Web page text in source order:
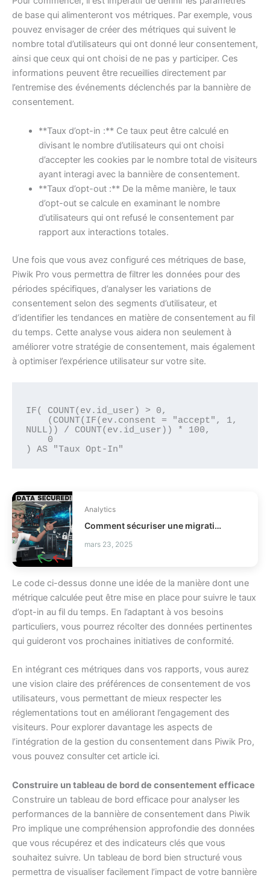
de base qui alimenteront vos métriques. Par exemple, vous
pouvez envisager de créer des métriques qui suivent le
nombre total d’utilisateurs qui ont donné leur consentement,
ainsi que ceux qui ont choisi de ne pas y participer. Ces
informations peuvent être recueillies directement par
l’entremise des événements déclenchés par la bannière de
consentement.
**Taux d’opt-in :** Ce taux peut être calculé en
divisant le nombre d’utilisateurs qui ont choisi
d’accepter les cookies par le nombre total de visiteurs
ayant interagi avec la bannière de consentement.
**Taux d’opt-out :** De la même manière, le taux
d’opt-out se calcule en examinant le nombre
d’utilisateurs qui ont refusé le consentement par
rapport aux interactions totales.
Une fois que vous avez configuré ces métriques de base,
Piwik Pro vous permettra de filtrer les données pour des
périodes spécifiques, d’analyser les variations de
consentement selon des segments d’utilisateur, et
d’identifier les tendances en matière de consentement au fil
du temps. Cette analyse vous aidera non seulement à
améliorer votre stratégie de consentement, mais également
à optimiser l’expérience utilisateur sur votre site.
IF( COUNT(ev.id_user) > 0,
NULL)) / COUNT(ev.id_user)) * 100,
Analytics
Comment sécuriser une migration de données business ?
mars 23, 2025
Le code ci-dessus donne une idée de la manière dont une
métrique calculée peut être mise en place pour suivre le taux
d’opt-in au fil du temps. En l’adaptant à vos besoins
particuliers, vous pourrez récolter des données pertinentes
qui guideront vos prochaines initiatives de conformité.
En intégrant ces métriques dans vos rapports, vous aurez
une vision claire des préférences de consentement de vos
utilisateurs, vous permettant de mieux respecter les
réglementations tout en améliorant l’engagement des
visiteurs. Pour explorer davantage les aspects de
l’intégration de la gestion du consentement dans Piwik Pro,
vous pouvez consulter cet article ici.
Construire un tableau de bord de consentement efficace
Construire un tableau de bord efficace pour analyser les
performances de la bannière de consentement dans Piwik
Pro implique une compréhension approfondie des données
que vous récupérez et des indicateurs clés que vous
souhaitez suivre. Un tableau de bord bien structuré vous
permettra de visualiser facilement l’impact de votre bannière